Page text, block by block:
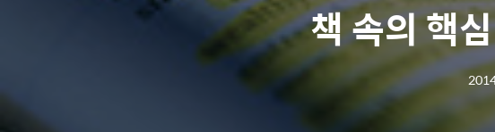
책 속의 핵